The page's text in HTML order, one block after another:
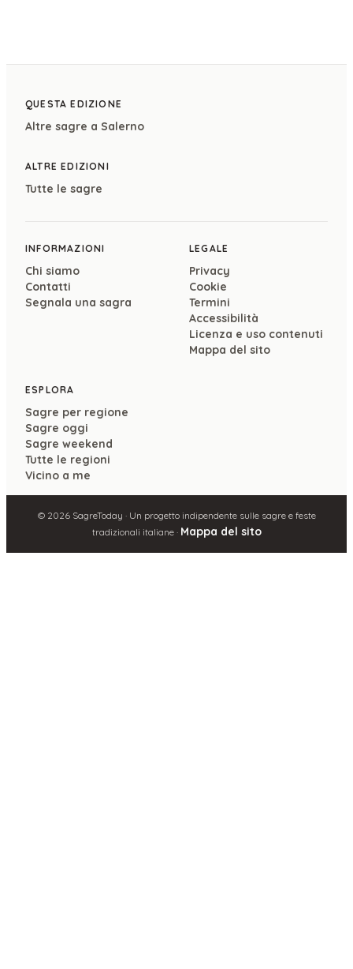
QUESTA EDIZIONE
Altre sagre a Salerno
ALTRE EDIZIONI
Tutte le sagre
INFORMAZIONI
Chi siamo
Contatti
Segnala una sagra
LEGALE
Privacy
Cookie
Termini
Accessibilità
Licenza e uso contenuti
Mappa del sito
ESPLORA
Sagre per regione
Sagre oggi
Sagre weekend
Tutte le regioni
Vicino a me
© 2026SagreToday · Un progetto indipendente sulle sagre e feste
tradizionali italiane · Mappa del sito